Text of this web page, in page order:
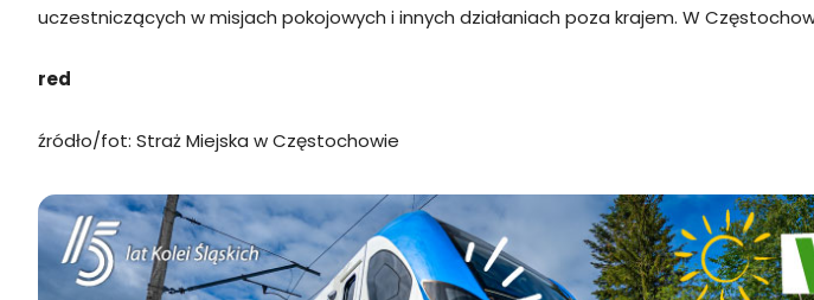
uczestniczących w misjach pokojowych i innych działaniach poza krajem. W
red
źródło/fot: Straż Miejska w Częstochowie